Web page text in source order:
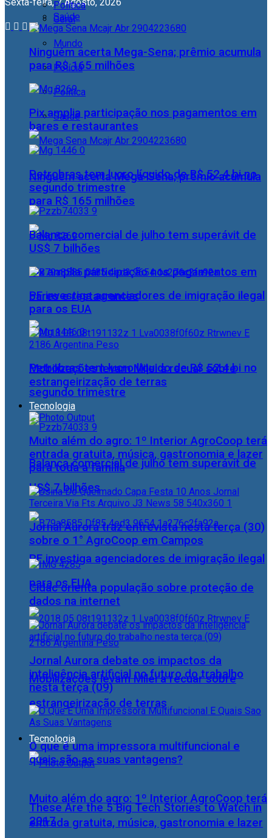
Geral
Mundo
Polícia
Política
Saúde
Ninguém acerta Mega-Sena; prêmio acumula
para R$ 165 milhões
Pix amplia participação nos pagamentos em
bares e restaurantes
Petrobras tem lucro líquido de R$ 52,4 bi no
segundo trimestre
Balança comercial de julho tem superávit de
US$ 7 bilhões
PF investiga agenciadores de imigração ilegal
para os EUA
Mobilizações levam Milei a recuar sobre
estrangeirização de terras
Tecnologia
Muito além do agro: 1º Interior AgroCoop terá
entrada gratuita, música, gastronomia e lazer
Política
Saúde
Ninguém acerta Mega-Sena; prêmio acumula
para R$ 165 milhões
Pix amplia participação nos pagamentos em
bares e restaurantes
Petrobras tem lucro líquido de R$ 52,4 bi no
segundo trimestre
Balança comercial de julho tem superávit de
US$ 7 bilhões
PF investiga agenciadores de imigração ilegal
para os EUA
Mobilizações levam Milei a recuar sobre
estrangeirização de terras
Tecnologia
Muito além do agro: 1º Interior AgroCoop terá
entrada gratuita, música, gastronomia e lazer
para toda a família
Jornal Aurora traz entrevista nesta terça (30)
sobre o 1° AgroCoop em Campos
Cidac orienta população sobre proteção de
dados na internet
Jornal Aurora debate os impactos da
inteligência artificial no futuro do trabalho
nesta terça (09)
O que é uma impressora multifuncional e
quais são as suas vantagens?
These Are the 5 Big Tech Stories to Watch in
2017